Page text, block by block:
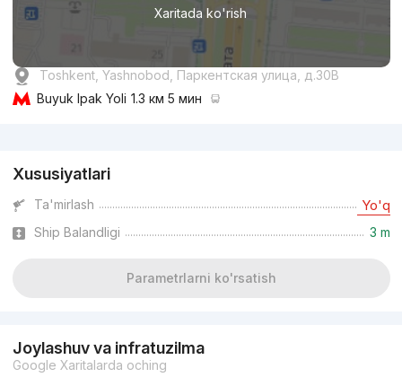
dan22.7 mln сўм/m²
Rieltor19
4-xonali kvartira, 140 m²
Topshirildi,Rieltor17
4-xonali kvartira, 140 m²
Xaritada ko'rish
Toshkent, Yashnobod, Паркентская улица, д.30В
Buyuk Ipak Yoli 1.3 км 5 мин
Xususiyatlari
Ta'mirlash Yo'q
Ship Balandligi 3 m
Parametrlarni ko'rsatish
Joylashuv va infratuzilma
Google Xaritalarda oching